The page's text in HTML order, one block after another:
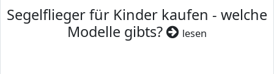
Segelflieger für Kinder kaufen - welche
Modelle gibts?
lesen